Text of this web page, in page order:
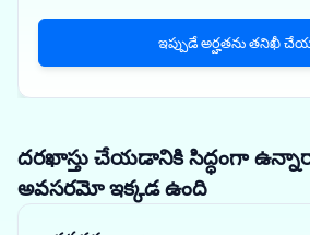
ఇప్పుడే అర్హతను తనిఖీ
దరఖాస్తు చేయడానికి సిద్ధంగా
అవసరమో ఇక్కడ ఉంది